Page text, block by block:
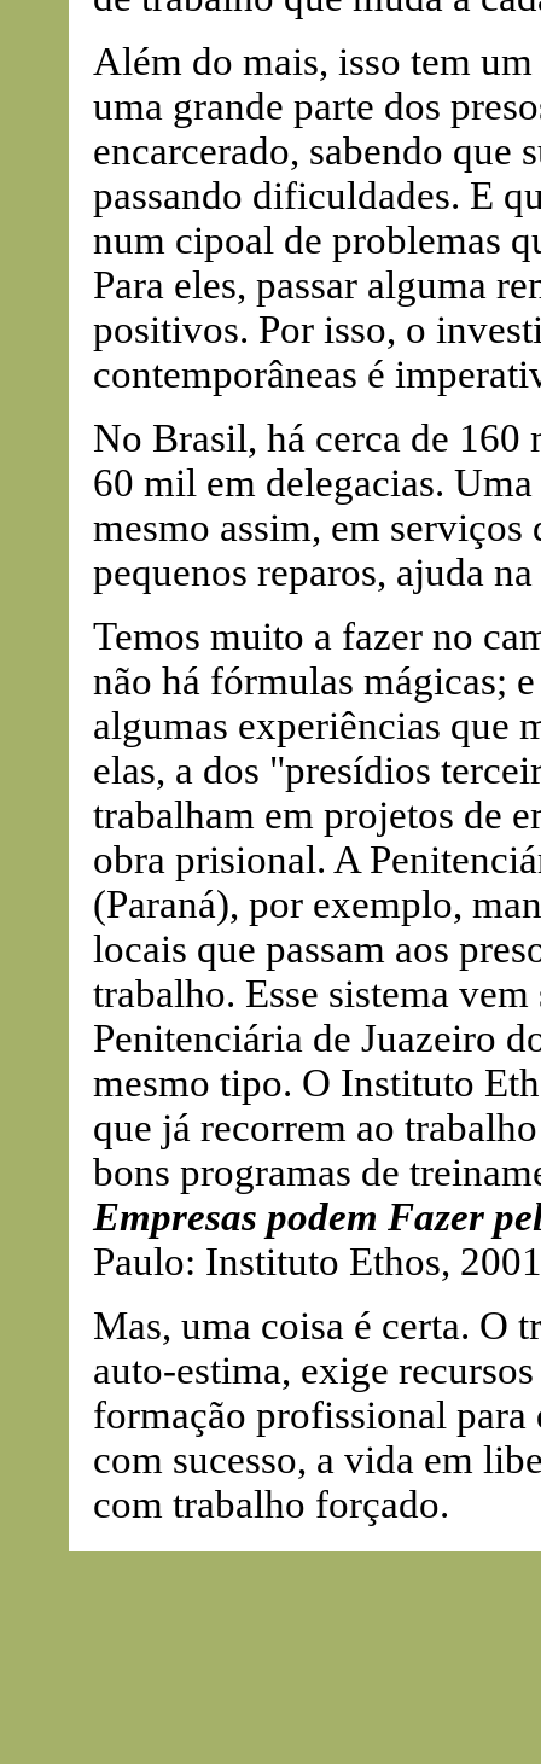
Além do mais, isso tem
uma grande parte dos
encarcerado, sabendo que
passando dificuldades. E
num cipoal de problemas
Para eles, passar alguma
positivos. Por isso, o
contemporâneas é
No Brasil, há cerca de 160
60 mil em delegacias.
mesmo assim, em
pequenos reparos, ajuda
Temos muito a fazer no
não há fórmulas mágicas;
algumas experiências que
elas, a dos "presídios
trabalham em projetos de
obra prisional. A
(Paraná), por exemplo,
locais que passam aos
trabalho. Esse sistema
Penitenciária de Juazeiro
mesmo tipo. O Instituto
que já recorrem ao
bons programas de
Empresas podem Fazer
Paulo: Instituto Ethos,
Mas, uma coisa é certa. O
auto-estima, exige
formação profissional para
com sucesso, a vida em
com trabalho forçado.